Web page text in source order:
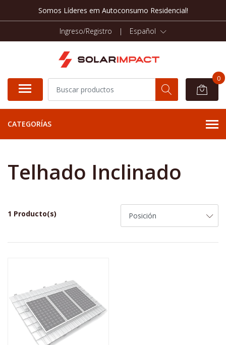
Somos Líderes em Autoconsumo Residencial!
Ingreso/Registro | Español
0
CATEGORÍAS
Telhado Inclinado
1 Producto(s)